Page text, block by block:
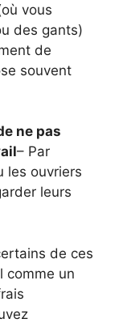
vous
des gants)
de
souvent
ne pas
– Par
les ouvriers
leurs
de ces
comme un